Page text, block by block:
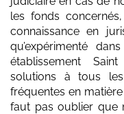
les fonds
connaissance en
qu’expérimenté
établissement
solutions à tous
fréquentes en
faut pas oublier que